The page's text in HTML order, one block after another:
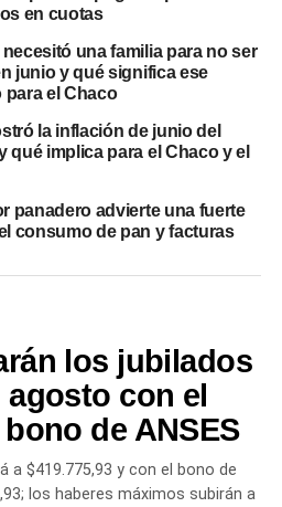
del
pero en un
regional. El FMI proyecta un
el conjunto de América Latina y
el Fondo proyecta una
país, por encima del 2,7%
cara del informe. La
proceso de desinflación más
Koeva Brooks, subdirectora
en cuotas
una familia para no ser
junio y qué significa ese
para el Chaco
la inflación de junio del
y qué implica para el Chaco y el
panadero advierte una fuerte
consumo de pan y facturas
los jubilados
agosto con el
de ANSES
a $419.775,93 y con el bono de
los haberes máximos subirán a